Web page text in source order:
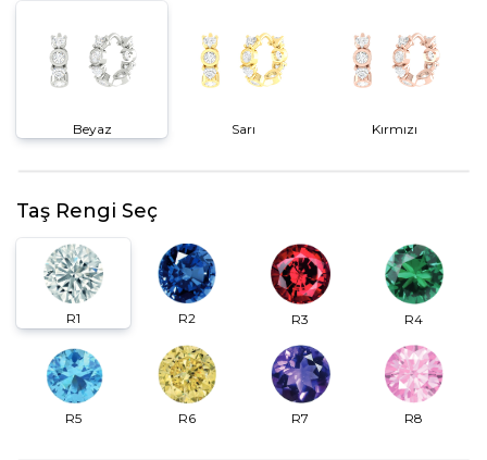
Beyaz Sarı Kırmızı
Taş Rengi Seç
R1 R2 R3 R4
R5 R6 R7 R8